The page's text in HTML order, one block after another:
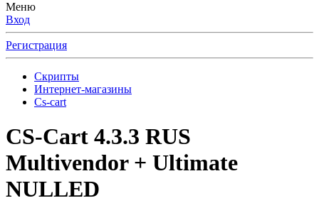
Меню
Вход
Регистрация
Скрипты
Интернет-магазины
Cs-cart
CS-Cart 4.3.3 RUS
Multivendor + Ultimate
NULLED